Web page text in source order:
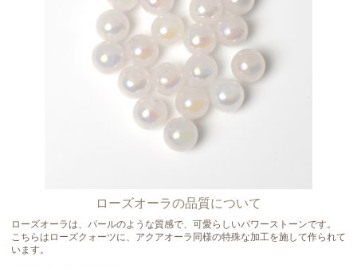
ローズオーラの品質について
ローズオーラは、パールのような質感で、可愛らしいパワーストーンです。
こちらはローズクォーツに、アクアオーラ同様の特殊な加工を施して作られて
います。